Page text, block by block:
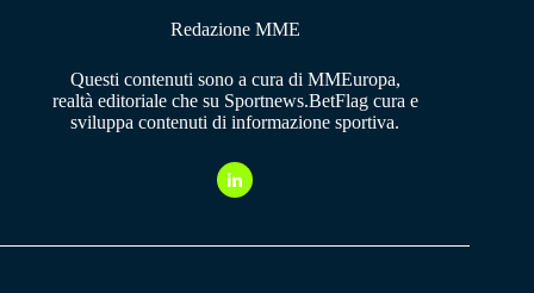
Redazione MME
Questi contenuti sono a cura di MMEuropa,
realtà editoriale che su Sportnews.BetFlag cura e
sviluppa contenuti di informazione sportiva.